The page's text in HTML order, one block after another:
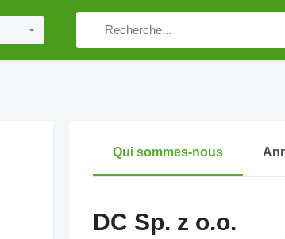
Qui sommes-nous
DC Sp. z o.o.